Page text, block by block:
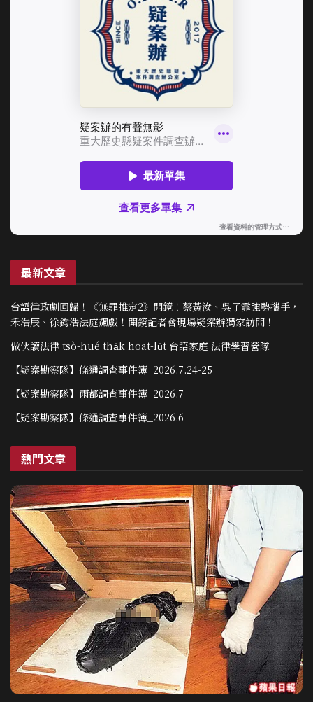
最新文章
台語律政劇回歸！《無罪推定2》開鏡！蔡黃汝、吳子霏強勢攜手，
禾浩辰、徐鈞浩法庭飆戲！開鏡記者會現場疑案辦獨家訪問！
做伙讀法律 tsò-hué tha̍k hoat-lu̍t 台語家庭 法律學習營隊
【疑案勘察隊】條通調查事件簿_2026.7.24-25
【疑案勘察隊】雨都調查事件簿_2026.7
【疑案勘察隊】條通調查事件簿_2026.6
熱門文章